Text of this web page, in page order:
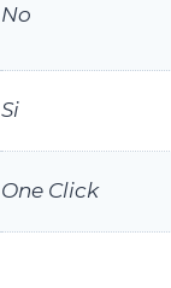
No
Si
One Click